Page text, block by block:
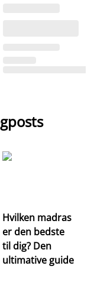
Hvilken madras
er den bedste
til dig? Den
ultimative guide